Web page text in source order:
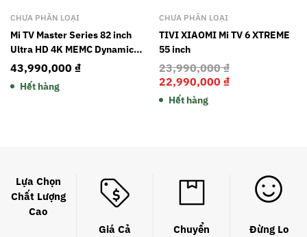
CHƯA PHÂN LOẠI
Mi TV Master Series 82 inch
Ultra HD 4K MEMC Dynamic
Compensation 4 + 64G Tích
hợp Xiao Ai Smart Voice TV
màn hình phẳng L82M6-4K
43,990,000 ₫
Hết hàng
CHƯA PHÂN LOẠI
TIVI XIAOMI Mi TV 6 XTREME
55 inch
23,990,000₫
22,990,000 ₫
Hết hàng
Lựa Chọn
Chất Lượng
Cao
Giá Cả
Chuyển
Đừng Lo